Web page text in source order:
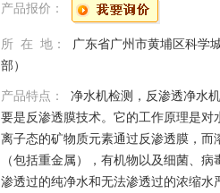
产品报价：
所 在 地：
广东省广州市黄埔区科学
部）
产品特点： 净水机检测，反渗透净水
要是反渗透膜技术。它的工作原理是对
离子态的矿物质元素通过反渗透膜，而
（包括重金属），有机物以及细菌、
渗透过的纯净水和无法渗透过的浓缩水